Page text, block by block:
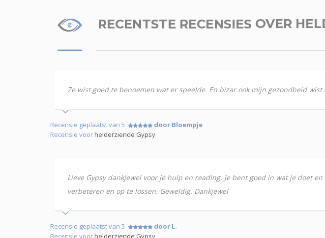
RECENTSTE RECENSIES OVER
Ze wist goed te benoemen wat er speelde. En bizar ook mijn gezondheid
Recensie geplaatst van 5
door Bloempje
Recensie voorhelderziende Gypsy
Lieve Gypsy dankjewel voor je hulp en reading. Je bent goed in wat je doet
verbeteren en op te lossen. Geweldig. Dankjewel
Recensie geplaatst van 5
door L.
Recensie voorhelderziende Gypsy